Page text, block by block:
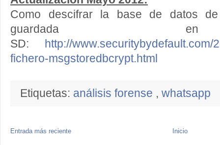
Como descifrar la base de datos
SD:
http://www.securitybydefault.com/
fichero-msgstoredbcrypt.html
Etiquetas: análisis forense , whatsapp
Entrada más reciente Inicio